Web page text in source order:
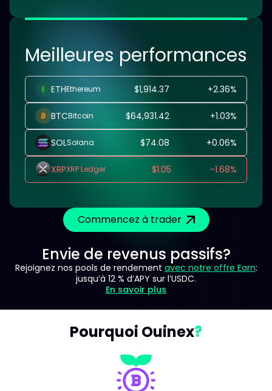
Meilleures performances
ETHEthereum $1,914.37 +2.36%
BTCBitcoin $64,931.42 +1.03%
SOLSolana $74.08 +0.06%
XRPXRP Ledger $1.05 -1.68%
Commencez à trader
Envie de revenus passifs?
Rejoignez nos pools de rendement avec notre offre Earn:
jusqu’à 12 % d’APY sur l’USDC.
En savoir plus
Pourquoi Ouinex